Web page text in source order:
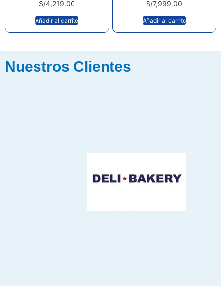
S/4,219.00
Añadir al carrito
S/7,999.00
Añadir al carrito
Nuestros Clientes